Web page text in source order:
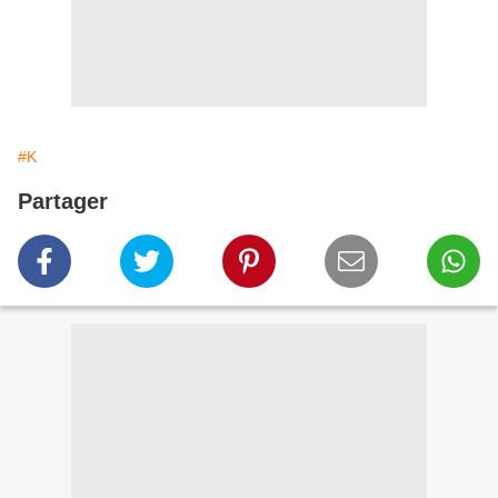
#K
Partager